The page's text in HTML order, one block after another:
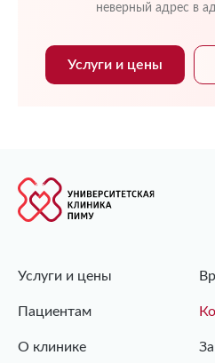
неверный адрес в
Услуги и цены
Услуги и цены
Пациентам
О клинике